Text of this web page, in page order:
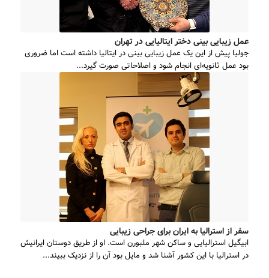
عمل زیبایی بینی دختر ایتالیایی در تهران
جولیا پیش از این یک عمل زیبایی بینی در ایتالیا داشته است اما ضروری
بود عمل ثانویه‌ای انجام شود و اصلاحاتی صورت گیرد...
سفر از استرالیا به ایران برای جراحی زیبایی
ابیگیل استرالیایی و ساکن شهر ملبورن است. او از طریق دوستان ایرانیش
در استرالیا با این کشور آشنا شد و مایل بود آن را از نزدیک ببیند...